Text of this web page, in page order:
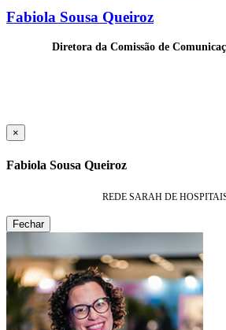
Fabiola Sousa Queiroz
Diretora da Comissão de
×
Fabiola Sousa Queiroz
REDE SARAH DE
Fechar